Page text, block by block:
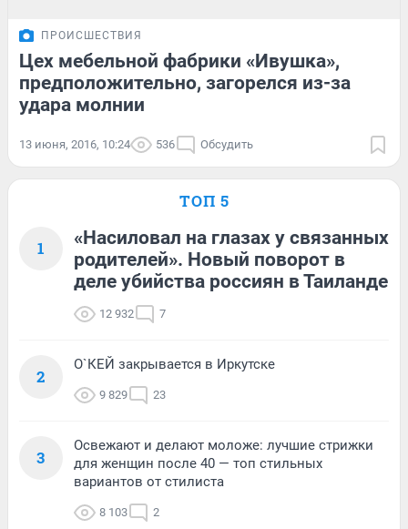
ПРОИСШЕСТВИЯ
Цех мебельной фабрики «Ивушка»,
предположительно, загорелся из-за
удара молнии
13 июня, 2016, 10:24 536 Обсудить
ТОП 5
1
«Насиловал на глазах у связанных
родителей». Новый поворот в
деле убийства россиян в Таиланде
12 932 7
2
О`КЕЙ закрывается в Иркутске
9 829 23
3
Освежают и делают моложе: лучшие стрижки
для женщин после 40 — топ стильных
вариантов от стилиста
8 103 2